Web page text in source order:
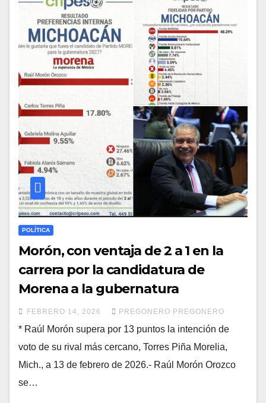
POLÍTICA
Morón, con ventaja de 2 a 1 en la
carrera por la candidatura de
Morena a la gubernatura
FEBRERO 14, 2026 PREGONERO PREGONERO
* Raúl Morón supera por 13 puntos la intención de
voto de su rival más cercano, Torres Piña Morelia,
Mich., a 13 de febrero de 2026.- Raúl Morón Orozco
se…